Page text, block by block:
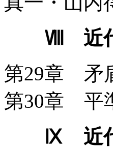
Ⅷ 近
第29章
第30章
Ⅸ 近